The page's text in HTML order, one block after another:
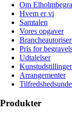
Om
Hvem er vi
Samtalen
Vores opgaver
Pris for
Udtalelser
Kunstudstillinger
Arrangementer
Produkter